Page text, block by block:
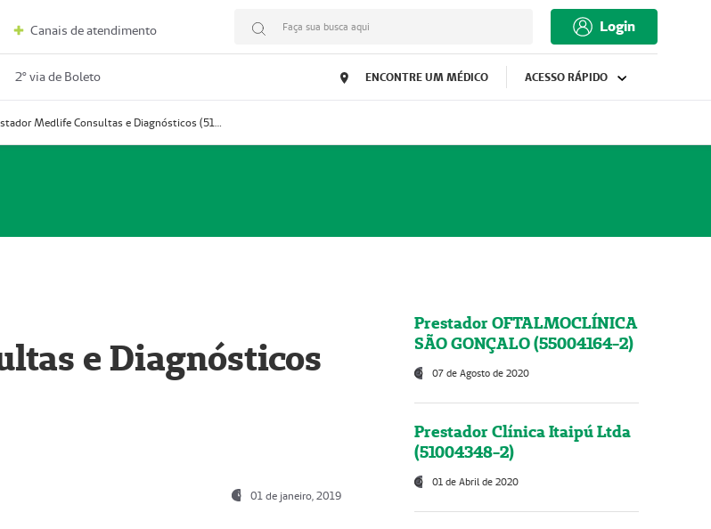
Canais de atendimento Faça sua busca aqui Login
2º via de Boleto ENCONTRE UM MÉDICO ACESSO RÁPIDO
Prestador Medlife Consultas e Diagnósticos (51004334-2)
e Diagnósticos
01 de janeiro, 2019
Prestador OFTALMOCLÍNICA
SÃO GONÇALO (55004164-2)
07 de Agosto de 2020
Prestador Clínica Itaipú Ltda
(51004348-2)
01 de Abril de 2020